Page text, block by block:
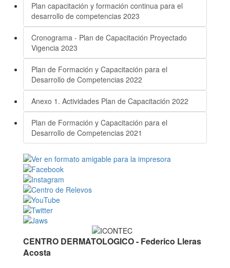
Plan capacitación y formación continua para el
desarrollo de competencias 2023
Cronograma - Plan de Capacitación Proyectado
Vigencia 2023
Plan de Formación y Capacitación para el
Desarrollo de Competencias 2022
Anexo 1. Actividades Plan de Capacitación 2022
Plan de Formación y Capacitación para el
Desarrollo de Competencias 2021
CENTRO DERMATOLOGICO - Federico Lleras
Acosta